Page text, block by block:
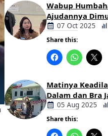
Wabup
Ajudannya
tiba Tanpa
Bupati
07 Oct 2025
Share this:
Matinya
Dalam dan Bra
untuk Kajari
05 Aug 2025
Share this: